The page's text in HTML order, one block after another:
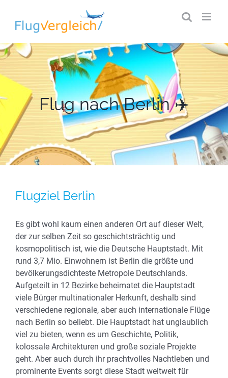
springen
Flug nach Berlin ✈️
Flugziel Berlin
Es gibt wohl kaum einen anderen Ort auf dieser Welt,
der zur selben Zeit so geschichtsträchtig und
kosmopolitisch ist, wie die Deutsche Hauptstadt. Mit
rund 3,7 Mio. Einwohnern ist Berlin die größte und
bevölkerungsdichteste Metropole Deutschlands.
Aufgeteilt in 12 Bezirke beheimatet die Hauptstadt
viele Bürger multinationaler Herkunft, deshalb sind
verschiedene regionale, aber auch internationale Flüge
nach Berlin so beliebt. Die Hauptstadt hat unglaublich
viel zu bieten, wenn es um Geschichte, Politik,
kolossale Architekturen und große soziale Projekte
geht. Aber auch durch ihr prachtvolles Nachtleben und
prominente Events sorgt diese Stadt weltweit für